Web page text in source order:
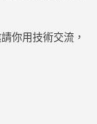
你用技術交流，